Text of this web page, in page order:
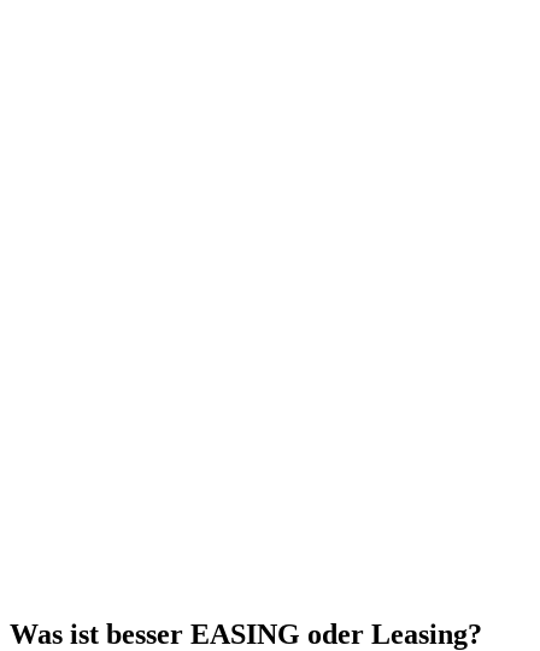
Was ist besser EASING oder Leasing?